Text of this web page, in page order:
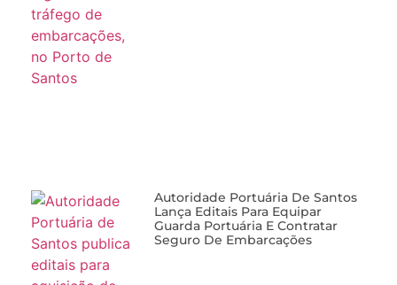
Autoridade Portuária De Santos
Lança Editais Para Equipar
Guarda Portuária E Contratar
Seguro De Embarcações